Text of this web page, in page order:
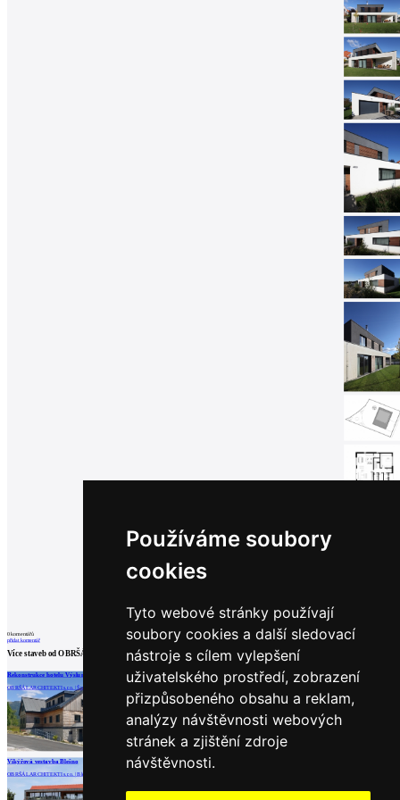
Používáme soubory
cookies
Tyto webové stránky používají
soubory cookies a další sledovací
nástroje s cílem vylepšení
uživatelského prostředí, zobrazení
přizpůsobeného obsahu a reklam,
analýzy návštěvnosti webových
stránek a zjištění zdroje
návštěvnosti.
0komentářů
přidat komentář
Více staveb odOBRŠÁL ARCHITEKTI s.r.o.
Rekonstrukce hotelu Výsluní, Svatý Petr
OBRŠÁL ARCHITEKTI s.r.o. | Špindlerův Mlýn
Rodinný dům Pod Vodárnou
OBRŠÁL ARCHITEKTI s.r.o. | Hradec Králové
Apartmány Mlýn Herlíkovice
Vikýřová vestavba Blešno
OBRŠÁL ARCHITEKTI s.r.o. | Blešno